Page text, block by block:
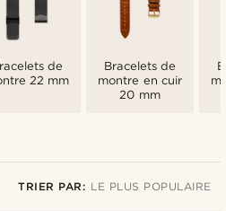
de
22 mm
Bracelets de
montre en cuir
20 mm
TRIER PAR: LE PLUS POPULAIRE